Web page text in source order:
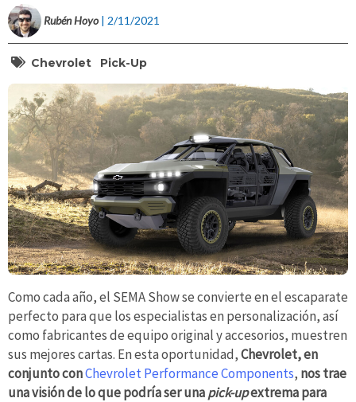
Rubén Hoyo | 2/11/2021
Chevrolet Pick-Up
Como cada año, el SEMA Show se convierte en el escaparate
perfecto para que los especialistas en personalización, así
como fabricantes de equipo original y accesorios, muestren
sus mejores cartas. En esta oportunidad,Chevrolet, en
conjunto conChevrolet Performance Components, nos trae
una visión de lo que podría ser unapick-upextrema para